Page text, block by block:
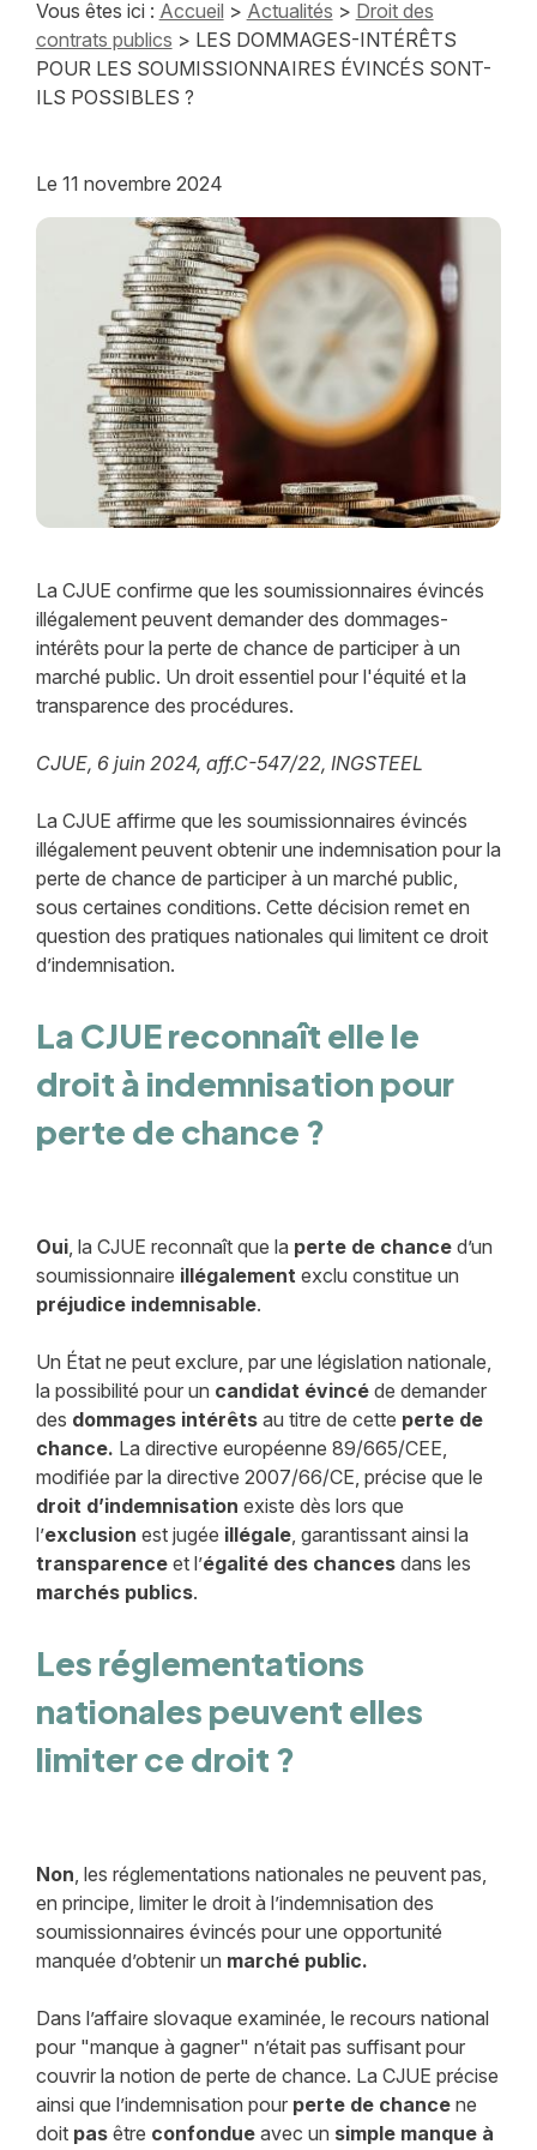
Vous êtes ici : Accueil > Actualités > Droit des
contrats publics > LES DOMMAGES-INTÉRÊTS
POUR LES SOUMISSIONNAIRES ÉVINCÉS SONT-
ILS POSSIBLES ?
Le 11 novembre 2024
La CJUE confirme que les soumissionnaires évincés
illégalement peuvent demander des dommages-
intérêts pour la perte de chance de participer à un
marché public. Un droit essentiel pour l'équité et la
transparence des procédures.
CJUE, 6 juin 2024, aff.C-547/22, INGSTEEL
La CJUE affirme que les soumissionnaires évincés
illégalement peuvent obtenir une indemnisation pour la
perte de chance de participer à un marché public,
sous certaines conditions. Cette décision remet en
question des pratiques nationales qui limitent ce droit
d’indemnisation.
La CJUE reconnaît elle le
droit à indemnisation pour
perte de chance ?
Oui, la CJUE reconnaît que la perte de chanced’un
soumissionnaire illégalement exclu constitue un
préjudice indemnisable.
Un État ne peut exclure, par une législation nationale,
la possibilité pour un candidat évincéde demander
des dommages intérêtsau titre de cette perte de
chance. La directive européenne 89/665/CEE,
modifiée par la directive 2007/66/CE, précise que le
droit d’indemnisation existe dès lors que
l’exclusion est jugée illégale, garantissant ainsi la
transparenceet l’égalité des chancesdans les
marchés publics.
Les réglementations
nationales peuvent elles
limiter ce droit ?
Non , les réglementations nationales ne peuvent pas,
en principe, limiter le droit à l’indemnisation des
soumissionnaires évincés pour une opportunité
manquée d’obtenir un marché public.
Dans l’affaire slovaque examinée, le recours national
pour "manque à gagner" n’était pas suffisant pour
couvrir la notion de perte de chance. La CJUE précise
ainsi que l’indemnisation pour perte de chancene
doit pasêtre confondueavec un simple manque à